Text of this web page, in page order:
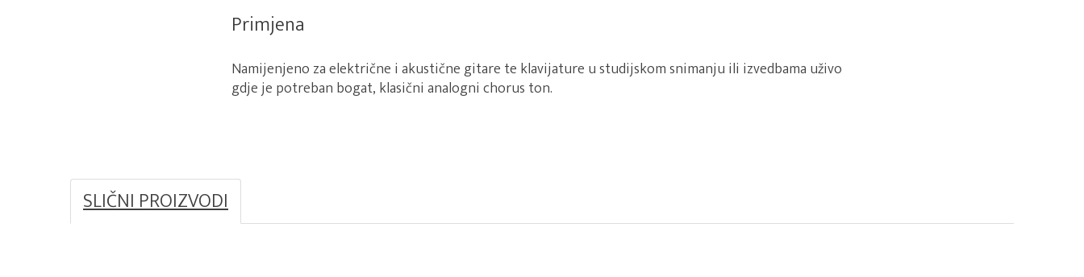
Primjena
Namijenjeno za električne i akustične gitare te klavijature u studijskom snimanju ili izvedbama uživo
gdje je potreban bogat, klasični analogni chorus ton.
SLIČNI PROIZVODI